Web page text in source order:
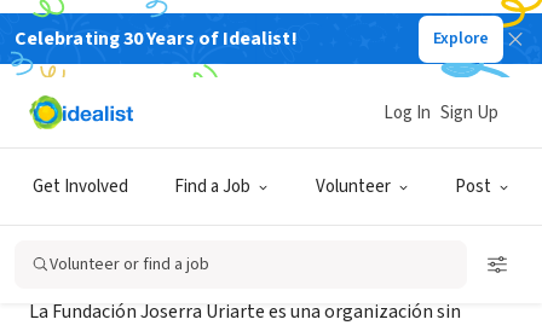
Celebrating 30 Years of Idealist! Explore
Get Involved Find a Job Volunteer Post
Log In Sign Up
Volunteer or find a job
NONPROFIT
Fundación Joserra Uriarte
La Fundación Joserra Uriarte es una organización sin